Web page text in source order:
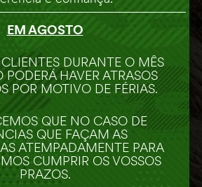
EM AGOSTO
DURANTE O MÊS
PODERÁ HAVER ATRASOS
POR MOTIVO DE FÉRIAS.
QUE NO CASO DE
QUE FAÇAM AS
ATEMPADAMENTE PARA
CUMPRIR OS VOSSOS
PRAZOS.